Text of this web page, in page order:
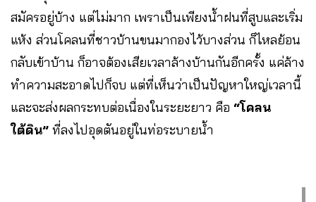
สมัครอยู่บ้าง แต่ไม่มาก เพราเป็นเพียงน้ำฝนที่สูบและเริ่ม
แห้ง ส่วนโคลนที่ชาวบ้านขนมากองไว้บางส่วน ก็ไหลย้อน
กลับเข้าบ้าน ก็อาจต้องเสียเวลาล้างบ้านกันอีกครั้ง แค่ล้าง
ทำความสะอาดไปก็จบ แต่ที่เห็นว่าเป็นปัญหาใหญ่เวลานี้
และจะส่งผลกระทบต่อเนื่องในระยะยาว คือ “โคลน
ใต้ดิน” ที่ลงไปอุดตันอยู่ในท่อระบายน้ำ